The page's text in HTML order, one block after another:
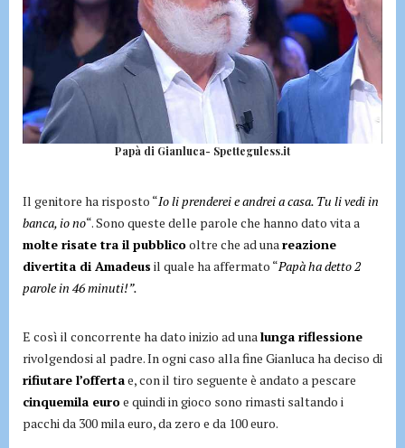
Papà di Gianluca- Spetteguless.it
Il genitore ha risposto “Io li prenderei e andrei a casa. Tu li vedi in
banca, io no“. Sono queste delle parole che hanno dato vita a
molte risate tra il pubblicooltre che ad una reazione
divertita di Amadeus il quale ha affermato “Papà ha detto 2
parole in 46 minuti!”.
E così il concorrente ha dato inizio ad una lunga riflessione
rivolgendosi al padre. In ogni caso alla fine Gianluca ha deciso di
rifiutare l’offertae, con il tiro seguente è andato a pescare
cinquemila euroe quindi in gioco sono rimasti saltando i
pacchi da 300 mila euro, da zero e da 100 euro.